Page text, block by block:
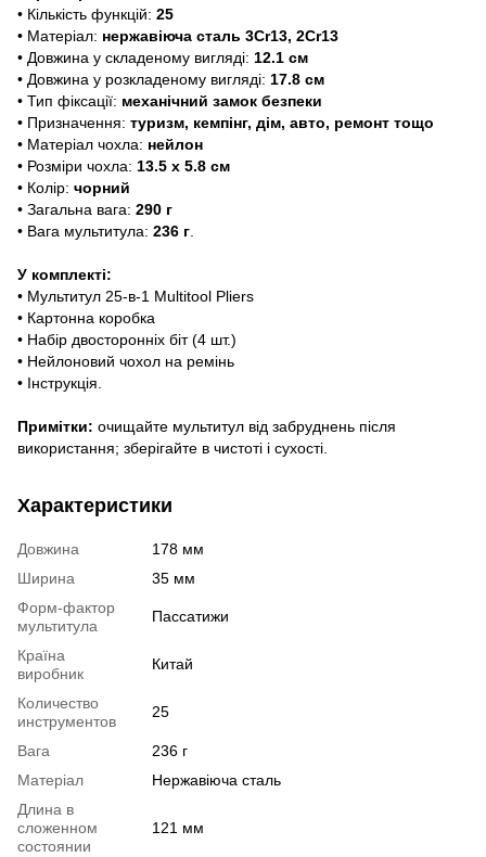
• Кількість функцій: 25
• Матеріал: нержавіюча сталь 3Cr13, 2Cr13
• Довжина у складеному вигляді: 12.1 см
• Довжина у розкладеному вигляді: 17.8 см
• Тип фіксації: механічний замок безпеки
• Призначення: туризм, кемпінг, дім, авто, ремонт тощо
• Матеріал чохла: нейлон
• Розміри чохла: 13.5 х 5.8 см
• Колір: чорний
• Загальна вага: 290 г
• Вага мультитула: 236 г
У комплекті:
• Мультитул 25-в-1 Multitool Pliers
• Картонна коробка
• Набір двосторонніх біт (4 шт.)
• Нейлоновий чохол на ремінь
• Інструкція.
Примітки: очищайте мультитул від забруднень після
використання; зберігайте в чистоті і сухості.
Характеристики
Довжина
178 мм
Ширина
35 мм
Форм-фактор
мультитула
Пассатижи
Країна
виробник
Китай
Количество
инструментов
25
Вага
236 г
Матеріал
Нержавіюча сталь
Длина в
сложенном
состоянии
121 мм